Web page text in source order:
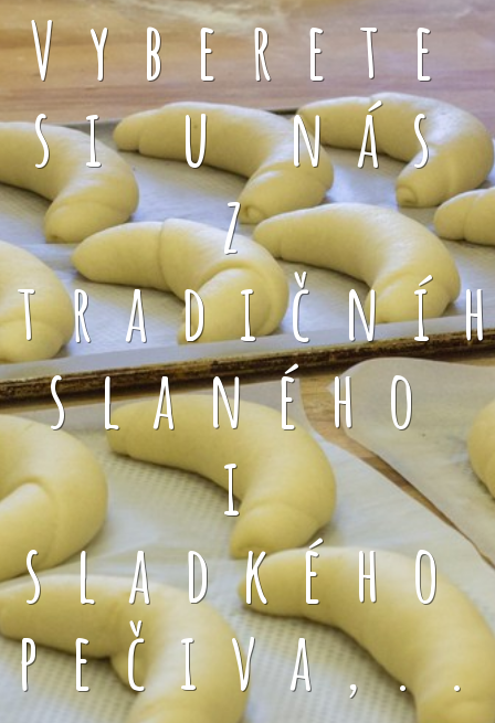
Vyberete
si u nás
z
slaného
i
sladkého